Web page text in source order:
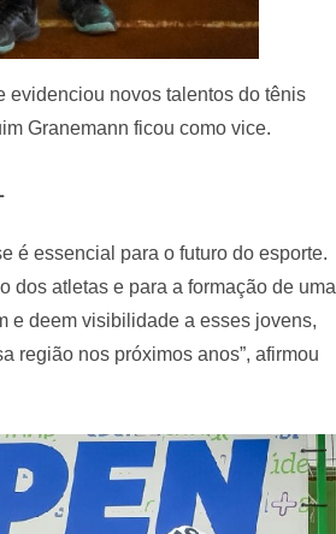
evidenciou novos talentos do tênis
Granemann ficou como vice.
é essencial para o futuro do esporte.
dos atletas e para a formação de uma
e deem visibilidade a esses jovens,
região nos próximos anos”, afirmou